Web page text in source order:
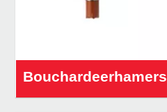
Bouchardeerhamers